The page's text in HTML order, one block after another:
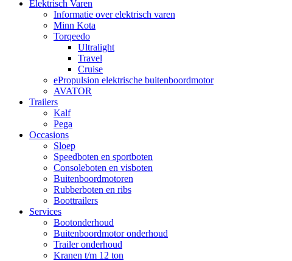
Elektrisch Varen
Informatie over elektrisch varen
Minn Kota
Torqeedo
Ultralight
Travel
Cruise
ePropulsion elektrische buitenboordmotor
AVATOR
Trailers
Kalf
Pega
Occasions
Sloep
Speedboten en sportboten
Consoleboten en visboten
Buitenboordmotoren
Rubberboten en ribs
Boottrailers
Services
Bootonderhoud
Buitenboordmotor onderhoud
Trailer onderhoud
Kranen t/m 12 ton